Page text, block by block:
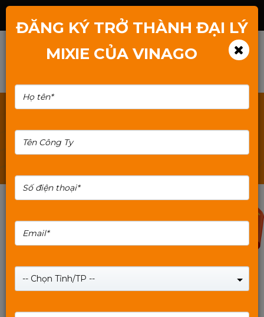
100%
ĐĂNG KÝ TRỞ THÀNH ĐẠI LÝ
MIXIE CỦA VINAGO
-- Chọn Tỉnh/TP --